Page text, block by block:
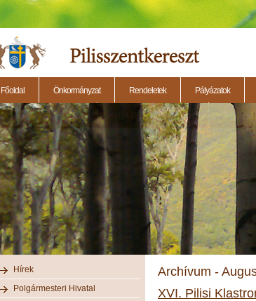
Főoldal Önkormányzat Rendeletek Pályázatok
2014.11.27. - Testületi ülés 2014.12.28. - Testületi ülés
Hírek
Polgármesteri Hivatal
Archívum -
XVI. Pilisi